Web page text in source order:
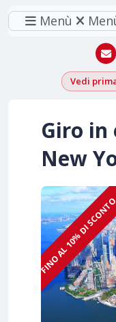
Menù
Vedi
Giro in
New
FINO AL 10% DI